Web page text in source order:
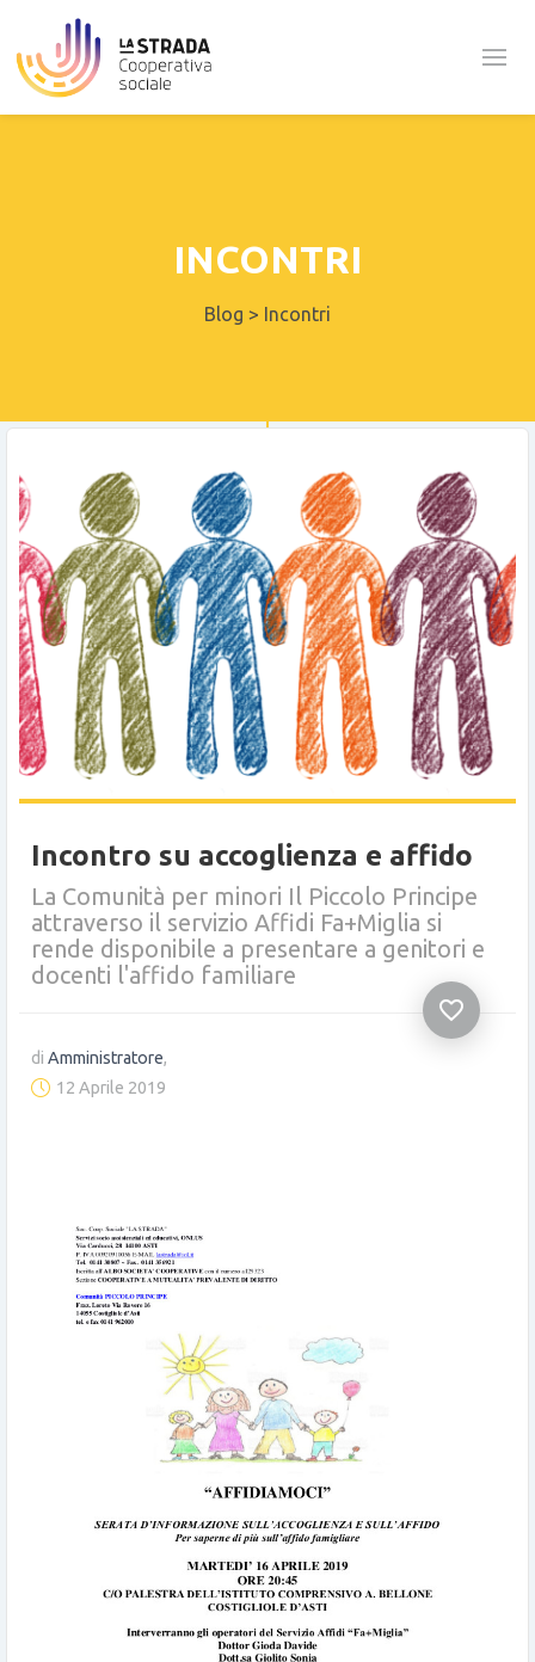
INCONTRI
Blog > Incontri
Incontro su accoglienza e affido
La Comunità per minori Il Piccolo Principe
attraverso il servizio Affidi Fa+Miglia si
rende disponibile a presentare a genitori e
docenti l'affido familiare
favorite_border
di Amministratore,
12 Aprile 2019